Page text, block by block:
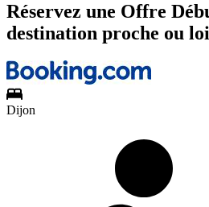
Réservez une Offre
destination proche ou
Dijon